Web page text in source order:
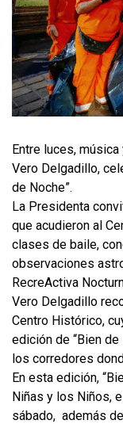
Entre luces,
Vero Delgadillo,
de Noche”.
La Presidenta
que acudieron al
clases de baile,
observaciones
RecreActiva
Vero Delgadillo
Centro Histórico,
edición de “Bien de
los corredores
En esta edición,
Niñas y los Niños,
sábado, además